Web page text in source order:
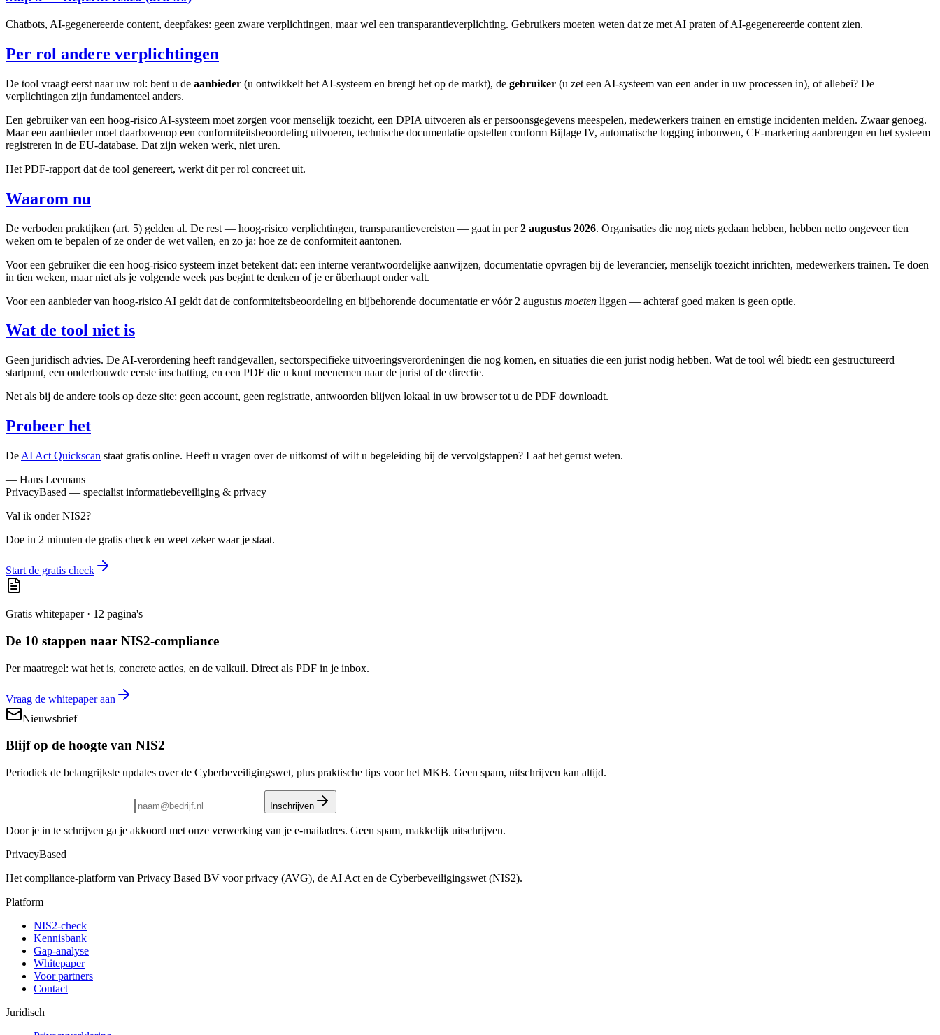
Chatbots, AI-gegenereerde content, deepfakes: geen zware verplichtingen, maar wel een transparantieverplichting. Gebruikers moeten weten dat ze met AI praten of AI-gegenereerde content zien.
Per rol andere verplichtingen
De tool vraagt eerst naar uw rol: bent u de aanbieder (u ontwikkelt het AI-systeem en brengt het op de markt), de gebruiker (u zet een AI-systeem van een ander in uw processen in), of allebei? De
verplichtingen zijn fundamenteel anders.
Een gebruiker van een hoog-risico AI-systeem moet zorgen voor menselijk toezicht, een DPIA uitvoeren als er persoonsgegevens meespelen, medewerkers trainen en ernstige incidenten melden. Zwaar genoeg.
Maar een aanbieder moet daarbovenop een conformiteitsbeoordeling uitvoeren, technische documentatie opstellen conform Bijlage IV, automatische logging inbouwen, CE-markering aanbrengen en het systeem
registreren in de EU-database. Dat zijn weken werk, niet uren.
Het PDF-rapport dat de tool genereert, werkt dit per rol concreet uit.
Waarom nu
De verboden praktijken (art. 5) gelden al. De rest — hoog-risico verplichtingen, transparantievereisten — gaat in per2 augustus 2026. Organisaties die nog niets gedaan hebben, hebben netto ongeveer tien
weken om te bepalen of ze onder de wet vallen, en zo ja: hoe ze de conformiteit aantonen.
Voor een gebruiker die een hoog-risico systeem inzet betekent dat: een interne verantwoordelijke aanwijzen, documentatie opvragen bij de leverancier, menselijk toezicht inrichten, medewerkers trainen. Te doen
in tien weken, maar niet als je volgende week pas begint te denken of je er überhaupt onder valt.
Voor een aanbieder van hoog-risico AI geldt dat de conformiteitsbeoordeling en bijbehorende documentatie er vóór 2 augustus moeten liggen — achteraf goed maken is geen optie.
Wat de tool niet is
Geen juridisch advies. De AI-verordening heeft randgevallen, sectorspecifieke uitvoeringsverordeningen die nog komen, en situaties die een jurist nodig hebben. Wat de tool wél biedt: een gestructureerd
startpunt, een onderbouwde eerste inschatting, en een PDF die u kunt meenemen naar de jurist of de directie.
Net als bij de andere tools op deze site: geen account, geen registratie, antwoorden blijven lokaal in uw browser tot u de PDF downloadt.
Probeer het
De AI Act Quickscan staat gratis online. Heeft u vragen over de uitkomst of wilt u begeleiding bij de vervolgstappen? Laat het gerust weten.
— Hans Leemans
PrivacyBased — specialist informatiebeveiliging & privacy
Val ik onder NIS2?
Doe in 2 minuten de gratis check en weet zeker waar je staat.
Start de gratis check
Gratis whitepaper · 12 pagina's
De 10 stappen naar NIS2-compliance
Per maatregel: wat het is, concrete acties, en de valkuil. Direct als PDF in je inbox.
Vraag de whitepaper aan
Nieuwsbrief
Blijf op de hoogte van NIS2
Periodiek de belangrijkste updates over de Cyberbeveiligingswet, plus praktische tips voor het MKB. Geen spam, uitschrijven kan altijd.
Inschrijven
Door je in te schrijven ga je akkoord met onze verwerking van je e-mailadres. Geen spam, makkelijk uitschrijven.
PrivacyBased
Het compliance-platform van Privacy Based BV voor privacy (AVG), de AI Act en de Cyberbeveiligingswet (NIS2).
Platform
NIS2-check
Kennisbank
Gap-analyse
Whitepaper
Voor partners
Contact
Juridisch